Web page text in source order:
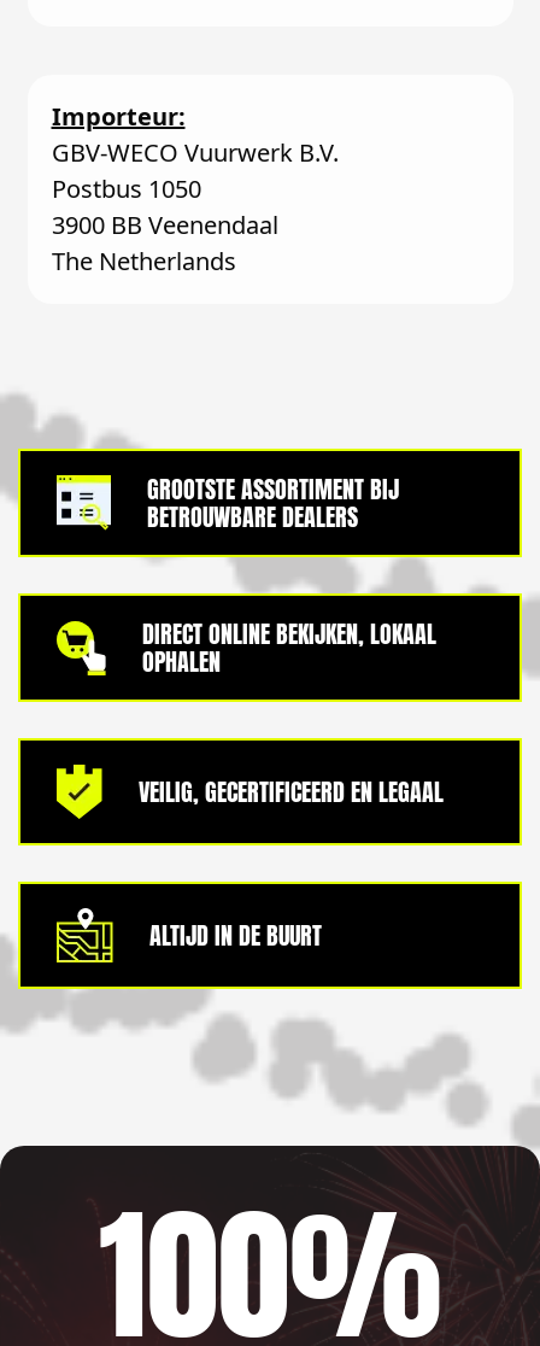
Importeur:
GBV-WECO Vuurwerk B.V.
Postbus 1050
3900 BB Veenendaal
The Netherlands
GROOTSTE ASSORTIMENT BIJ
BETROUWBARE DEALERS
DIRECT ONLINE BEKIJKEN, LOKAAL
OPHALEN
VEILIG, GECERTIFICEERD EN LEGAAL
ALTIJD IN DE BUURT
100%